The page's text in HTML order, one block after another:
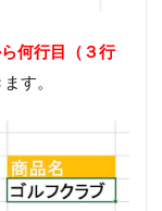
何行目（３行
す。